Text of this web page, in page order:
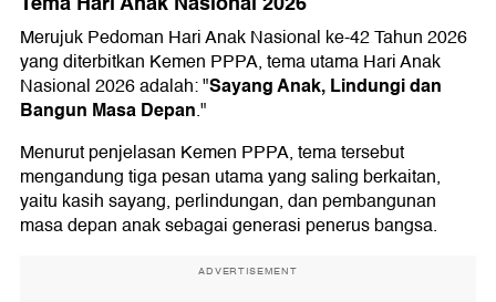
Merujuk Pedoman Hari Anak Nasional ke-42 Tahun 2026
yang diterbitkan Kemen PPPA, tema utama Hari Anak
Nasional 2026 adalah: "Sayang Anak, Lindungi dan
Bangun Masa Depan."
Menurut penjelasan Kemen PPPA, tema tersebut
mengandung tiga pesan utama yang saling berkaitan,
yaitu kasih sayang, perlindungan, dan pembangunan
masa depan anak sebagai generasi penerus bangsa.
ADVERTISEMENT